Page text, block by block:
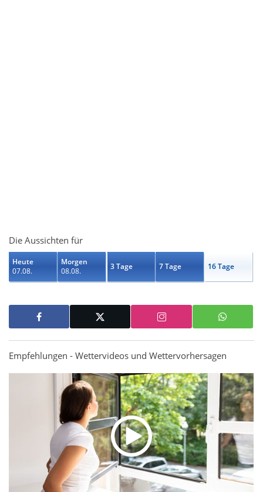
Die Aussichten für
Heute
07.08.
Morgen
08.08.
3 Tage 7 Tage 16 Tage
Empfehlungen - Wettervideos und Wettervorhersagen